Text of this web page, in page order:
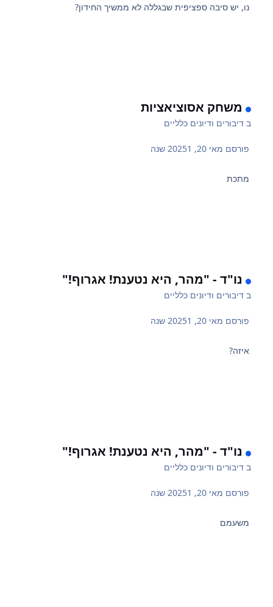
נו, יש סיבה ספציפית שבגללה לא ממשיך החידון?
משחק אסוציאציות
בדיבורים ודיונים כלליים
פורסם מאי 20, 2025 1 שנה
מתכת
נו"ד - "מהר, היא נטענת! אגרוף!"
בדיבורים ודיונים כלליים
פורסם מאי 20, 2025 1 שנה
איזה?
נו"ד - "מהר, היא נטענת! אגרוף!"
בדיבורים ודיונים כלליים
פורסם מאי 20, 2025 1 שנה
משעמם